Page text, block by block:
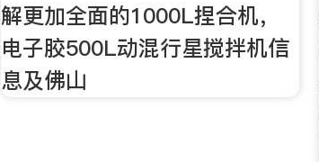
解更加全面的1000L捏合机，
电子胶500L动混行星搅拌机信
息及佛山